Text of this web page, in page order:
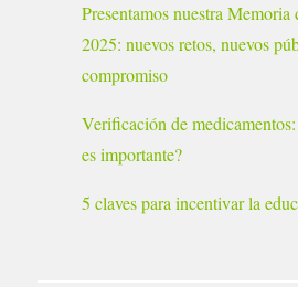
Presentamos nuestra
2025: nuevos retos, nuevos
compromiso
Verificación de
es importante?
5 claves para incentivar la